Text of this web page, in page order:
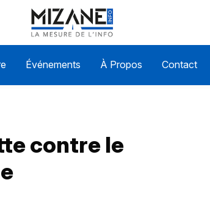
Événements À Propos Contact
contre le